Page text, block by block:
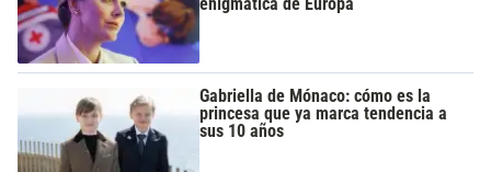
enigmática de Europa
Gabriella de Mónaco: cómo es la
princesa que ya marca tendencia a
sus 10 años